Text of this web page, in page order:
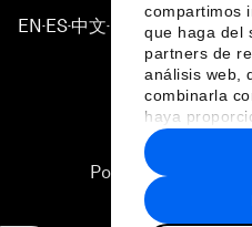
compartimos
que haga del
partners de
análisis web,
combinarla
haya
recopilado a
hecho de sus
EN ▪ES▪中文▪ 日本語
Política de